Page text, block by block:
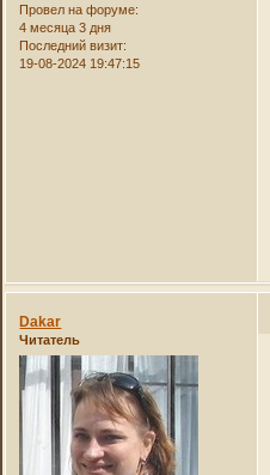
Провел на форуме:
4 месяца 3 дня
Последний визит:
19-08-2024 19:47:15
Dakar
Читатель